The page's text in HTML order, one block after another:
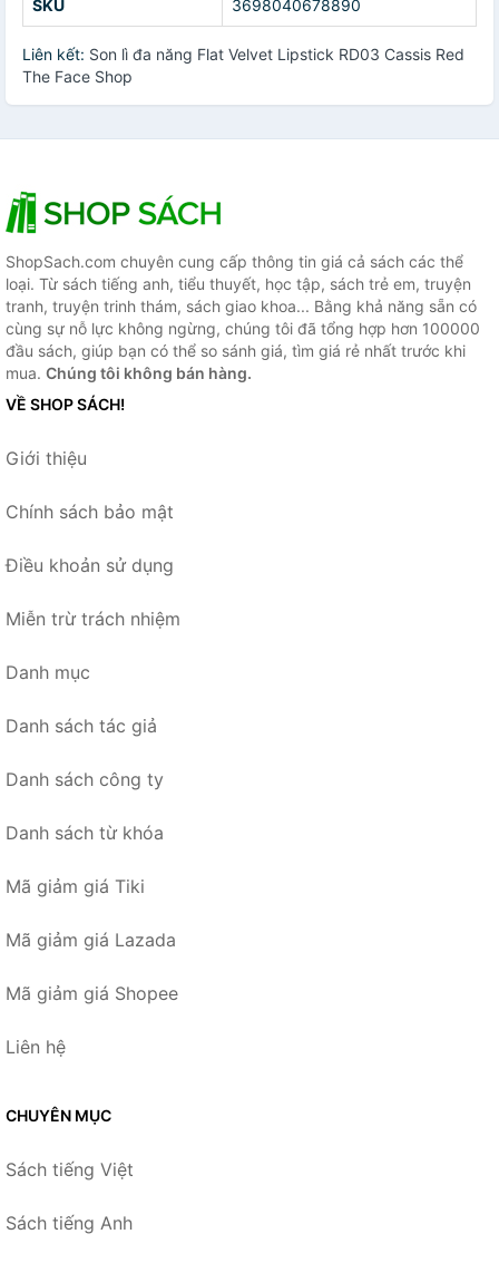
SKU 3698040678890
Liên kết: Son lì đa năng Flat Velvet Lipstick RD03 Cassis Red
The Face Shop
ShopSach.com chuyên cung cấp thông tin giá cả sách các thể
loại. Từ sách tiếng anh, tiểu thuyết, học tập, sách trẻ em, truyện
tranh, truyện trinh thám, sách giao khoa... Bằng khả năng sẵn có
cùng sự nỗ lực không ngừng, chúng tôi đã tổng hợp hơn 100000
đầu sách, giúp bạn có thể so sánh giá, tìm giá rẻ nhất trước khi
mua. Chúng tôi không bán hàng.
VỀ SHOP SÁCH!
Giới thiệu
Chính sách bảo mật
Điều khoản sử dụng
Miễn trừ trách nhiệm
Danh mục
Danh sách tác giả
Danh sách công ty
Danh sách từ khóa
Mã giảm giá Tiki
Mã giảm giá Lazada
Mã giảm giá Shopee
Liên hệ
CHUYÊN MỤC
Sách tiếng Việt
Sách tiếng Anh